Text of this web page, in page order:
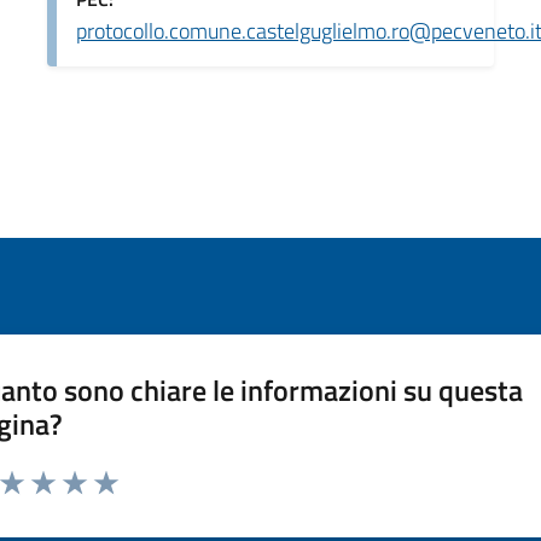
protocollo.comune.castelguglielmo.ro@pecveneto.it
sono chiare le informazioni su questa
da 1 a 5 stelle la pagina